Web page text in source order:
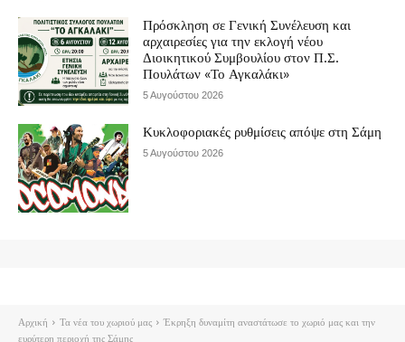
Πρόσκληση σε Γενική Συνέλευση και
αρχαιρεσίες για την εκλογή νέου
Διοικητικού Συμβουλίου στον Π.Σ.
Πουλάτων «Το Αγκαλάκι»
5 Αυγούστου 2026
Κυκλοφοριακές ρυθμίσεις απόψε στη Σάμη
5 Αυγούστου 2026